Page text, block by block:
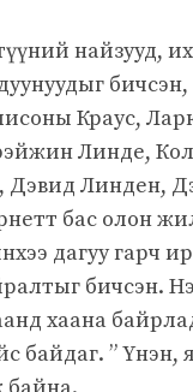
найзууд,
Краус,
Линде,
Дэвид Линден,
бас олон
дагуу гарч
бичсэн.
хаана
байдаг. ” Үнэн,